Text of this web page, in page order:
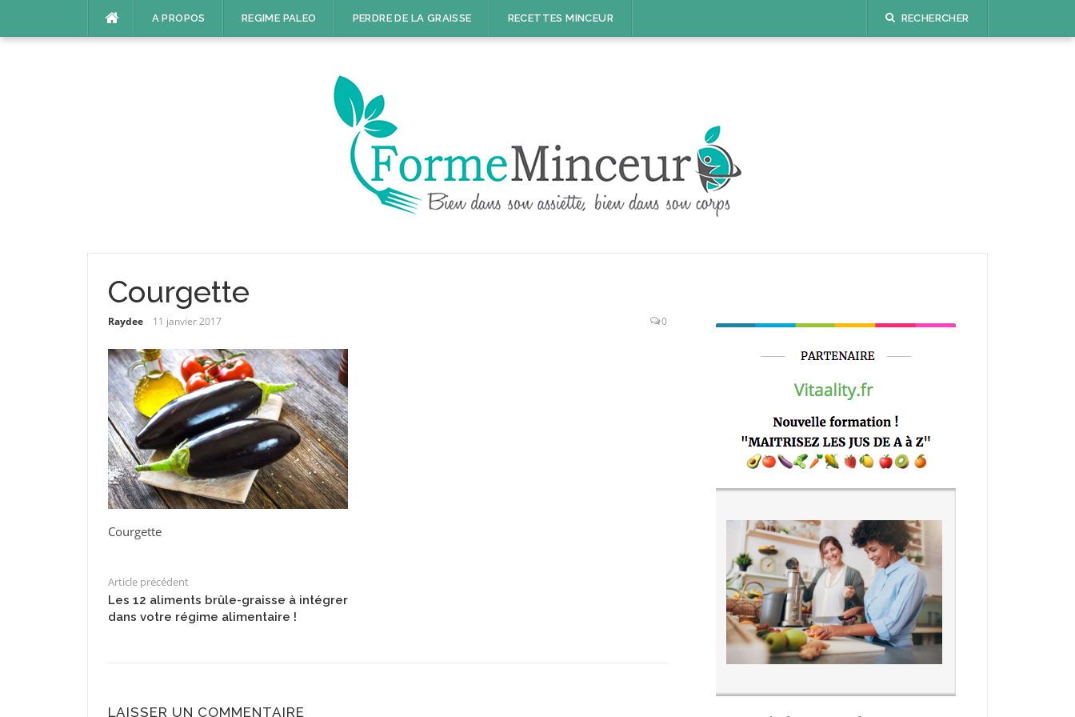
A PROPOS REGIME PALEO PERDRE DE LA GRAISSE RECETTES MINCEUR RECHERCHER
Courgette
Raydee 11 janvier 2017 0
Courgette
Article précédent
Les 12 aliments brûle-graisse à intégrer
dans votre régime alimentaire !
LAISSER UN COMMENTAIRE